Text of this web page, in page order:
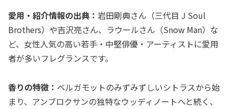
愛用・紹介情報の出典： 岩田剛典さん（三代目 J Soul
Brothers）や吉沢亮さん、ラウールさん（Snow Man）な
ど、女性人気の高い若手・中堅俳優・アーティストに愛用
者が多いフレグランスです。
香りの特徴： ベルガモットのみずみずしいシトラスから始
まり、アンブロクサンの独特なウッディノートへと続く、